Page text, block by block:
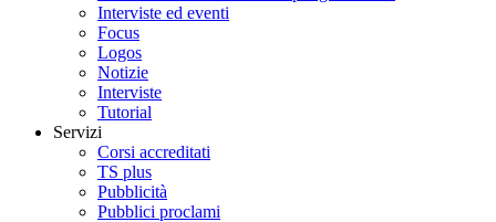
Interviste ed eventi
Focus
Logos
Notizie
Interviste
Tutorial
Servizi
Corsi accreditati
TS plus
Pubblicità
Pubblici proclami